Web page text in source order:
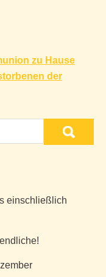
zu Hause
der
einschließlich